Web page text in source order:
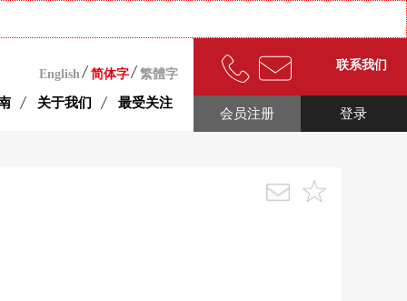
English 简体字 繁體字
关于我们 最受关注
联系我们
登录
会员注册